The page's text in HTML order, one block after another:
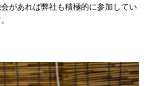
があれば弊社も積極的に参加してい